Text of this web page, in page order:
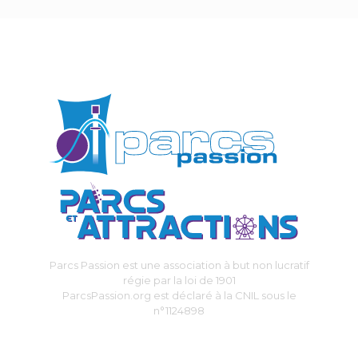
Parcs Passion est une association à but non lucratif
régie par la loi de 1901
ParcsPassion.org est déclaré à la CNIL sous le
n°1124898